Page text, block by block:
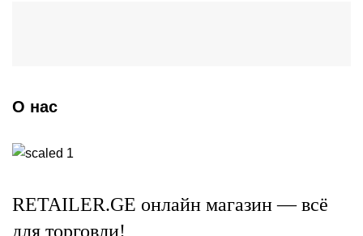
О нас
RETAILER.GE онлайн магазин — всё
для торговли!